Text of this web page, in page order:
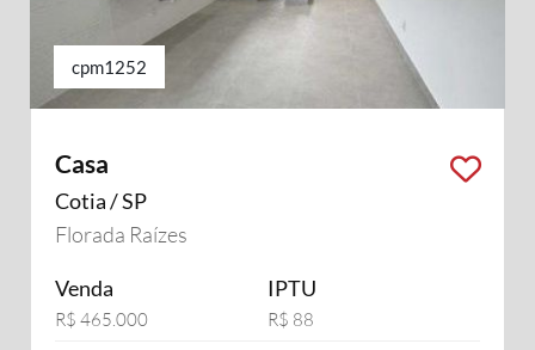
cpm1252
Casa
Cotia / SP
Florada Raízes
Venda
R$ 465.000
IPTU
R$ 88